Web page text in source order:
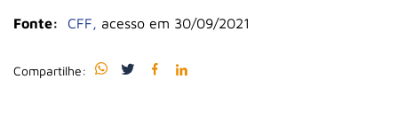
Fonte: CFF, acesso em 30/09/2021
Compartilhe: